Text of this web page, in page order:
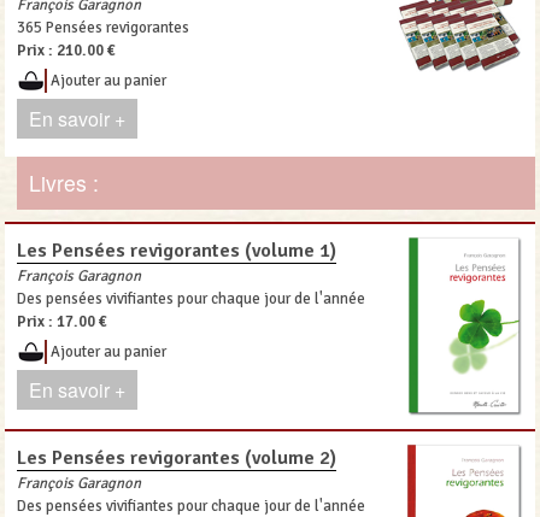
François Garagnon
365 Pensées revigorantes
Prix : 210.00 €
Ajouter au panier
En savoir +
Livres :
Les Pensées revigorantes (volume 1)
François Garagnon
Des pensées vivifiantes pour chaque jour de l'année
Prix :17.00 €
Ajouter au panier
En savoir +
Les Pensées revigorantes (volume 2)
François Garagnon
Des pensées vivifiantes pour chaque jour de l'année